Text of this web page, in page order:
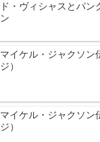
ド・ヴィシャスとパン
ン
マイケル・ジャクソン
ジ）
マイケル・ジャクソン
ジ）